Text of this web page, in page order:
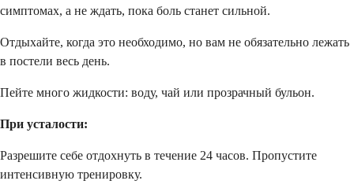
симптомах, а не ждать, пока боль станет сильной.
Отдыхайте, когда это необходимо, но вам не обязательно лежать
в постели весь день.
Пейте много жидкости: воду, чай или прозрачный бульон.
При усталости:
Разрешите себе отдохнуть в течение 24 часов. Пропустите
интенсивную тренировку.